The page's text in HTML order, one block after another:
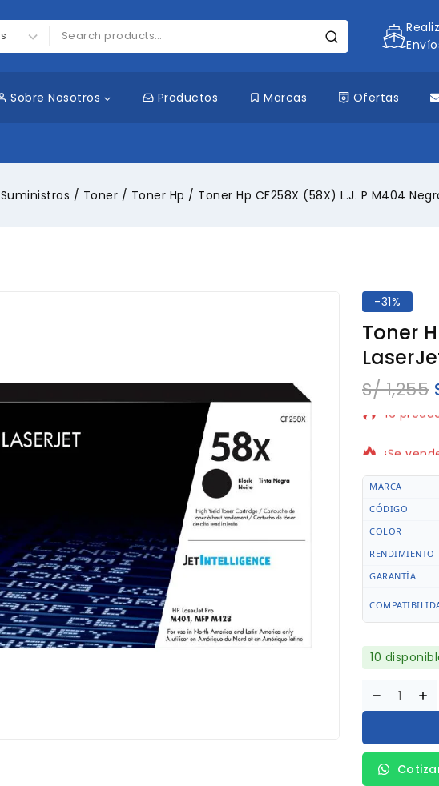
Sobre Nosotros Productos Marcas Ofertas
Suministros / Toner / Toner Hp / Toner Hp CF258X (58X) L.J. P M404
-31%
Toner
S/1,255
16
MARCA
CÓDIGO
COLOR
RENDIMIENTO
GARANTÍA
10